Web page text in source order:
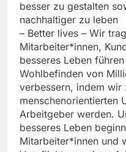
besser zu gestalten
nachhaltiger zu leben
– Better lives – Wir
Mitarbeiter*innen,
besseres Leben
Wohlbefinden von
verbessern, indem
menschenorientierten
Arbeitgeber werden.
besseres Leben
Mitarbeiter*innen und